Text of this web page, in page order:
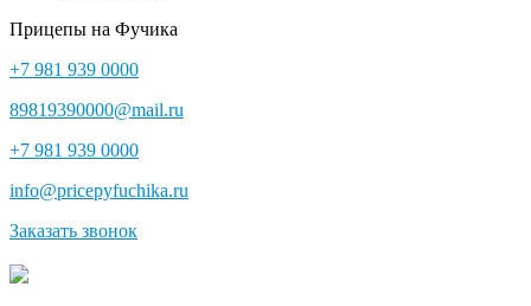
Прицепы на Фучика
+7 981 939 0000
89819390000@mail.ru
+7 981 939 0000
info@pricepyfuchika.ru
Заказать звонок